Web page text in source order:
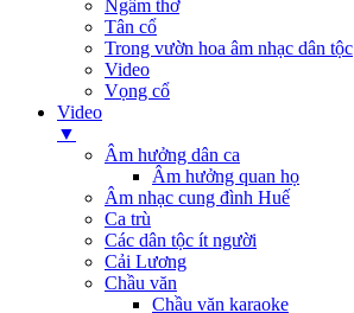
Ngâm thơ
Tân cổ
Trong vườn hoa âm nhạc dân tộc
Video
Vọng cổ
Video
▼
Âm hưởng dân ca
Âm hưởng quan họ
Âm nhạc cung đình Huế
Ca trù
Các dân tộc ít người
Cải Lương
Chầu văn
Chầu văn karaoke